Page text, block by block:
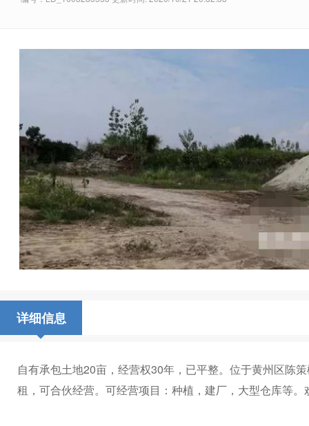
详细信息
自有承包土地20亩，经营权30年，已平整。位于黄州​‌‌区陈
租，可合伙经营。可经营项目：种植，建厂，大型仓库等。